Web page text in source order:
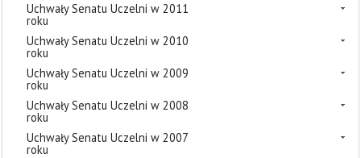
Uchwały Senatu Uczelni w 2011
roku
Uchwały Senatu Uczelni w 2010
roku
Uchwały Senatu Uczelni w 2009
roku
Uchwały Senatu Uczelni w 2008
roku
Uchwały Senatu Uczelni w 2007
roku